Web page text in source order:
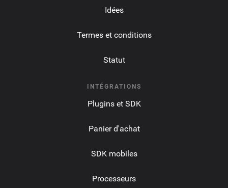
Idées
Termes et conditions
Statut
INTÉGRATIONS
Plugins et SDK
Panier d'achat
SDK mobiles
Processeurs